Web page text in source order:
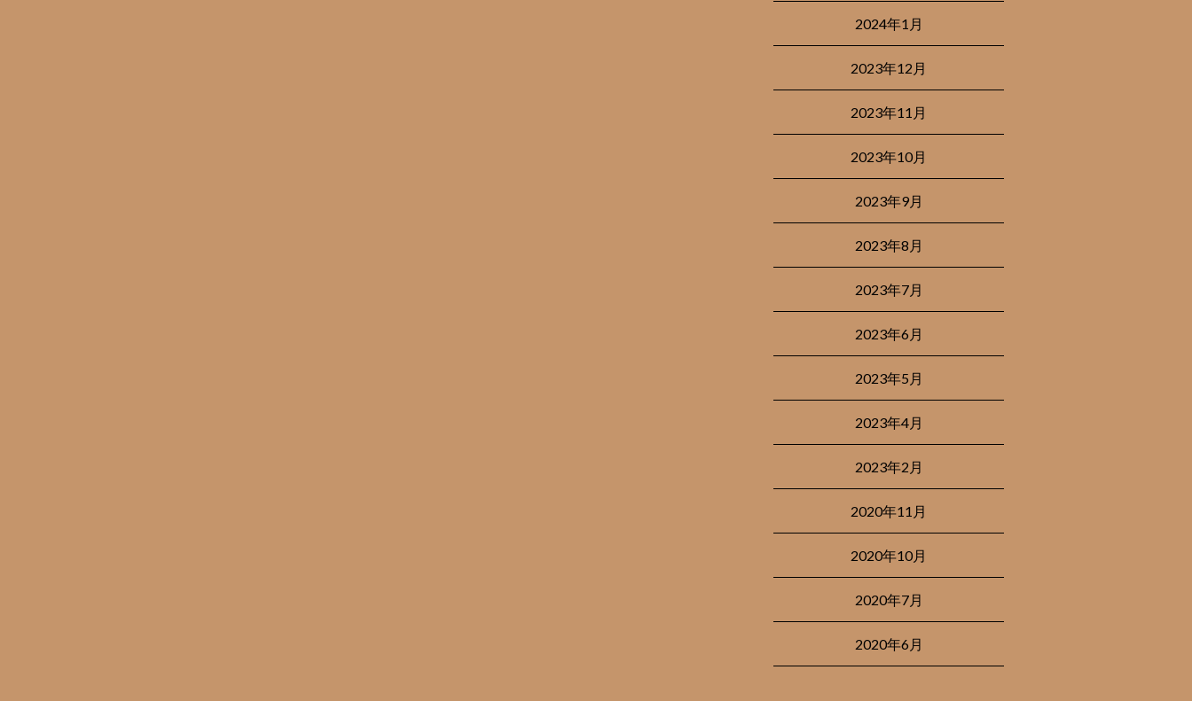
2024年1月
2023年12月
2023年11月
2023年10月
2023年9月
2023年8月
2023年7月
2023年6月
2023年5月
2023年4月
2023年2月
2020年11月
2020年10月
2020年7月
2020年6月